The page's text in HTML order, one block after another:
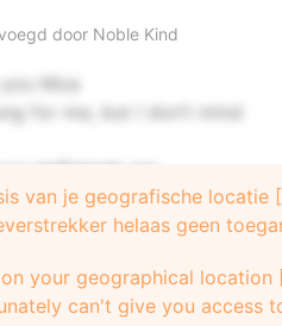
door Noble Kind
Moa
for me, but I don’t mind
girlfriends say
okay
once or twice
the only guy
van je geografische locatie
helaas geen
on your geographical
can't give you access